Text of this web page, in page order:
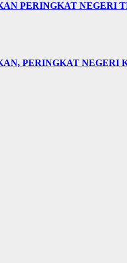
PERINGKAT NEGERI
PERINGKAT NEGERI